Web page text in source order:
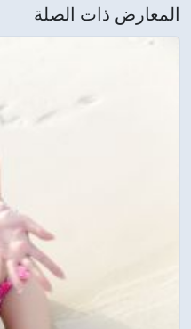
المعارض ذات الصلة